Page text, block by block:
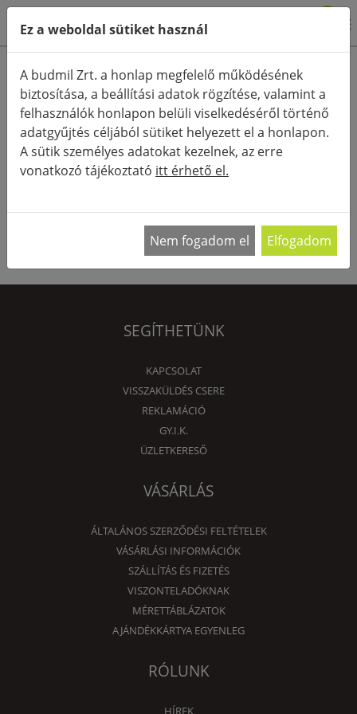
Termékkategóriák
Részletes keresés
FŐOLDAL KATEGÓRIÁK TÁSKÁK
EXCLUSIVE HÁTITÁSKA
RENDEZÉS:
NEM TALÁLHATÓ A KERESÉSNEK MEGFELELŐ
SEGÍTHETÜNK
KAPCSOLAT
VISSZAKÜLDÉS CSERE
REKLAMÁCIÓ
GY.I.K.
ÜZLETKERESŐ
VÁSÁRLÁS
ÁLTALÁNOS SZERZŐDÉSI FELTÉTELEK
VÁSÁRLÁSI INFORMÁCIÓK
SZÁLLÍTÁS ÉS FIZETÉS
VISZONTELADÓKNAK
MÉRETTÁBLÁZATOK
AJÁNDÉKKÁRTYA EGYENLEG
RÓLUNK
HÍREK
Ez a weboldal sütiket használ
A budmil Zrt. a honlap megfelelő működésének
biztosítása, a beállítási adatok rögzítése, valamint a
felhasználók honlapon belüli viselkedéséről történő
adatgyűjtés céljából sütiket helyezett el a honlapon.
A sütik személyes adatokat kezelnek, az erre
vonatkozó tájékoztató itt érhető el.
Nem fogadom el Elfogadom